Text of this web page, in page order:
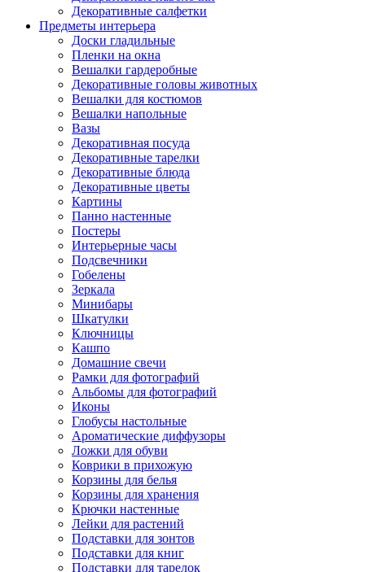
Декоративные салфетки
Предметы интерьера
Доски гладильные
Пленки на окна
Вешалки гардеробные
Декоративные головы животных
Вешалки для костюмов
Вешалки напольные
Вазы
Декоративная посуда
Декоративные тарелки
Декоративные блюда
Декоративные цветы
Картины
Панно настенные
Постеры
Интерьерные часы
Подсвечники
Гобелены
Зеркала
Минибары
Шкатулки
Ключницы
Кашпо
Домашние свечи
Рамки для фотографий
Альбомы для фотографий
Иконы
Глобусы настольные
Ароматические диффузоры
Ложки для обуви
Коврики в прихожую
Корзины для белья
Корзины для хранения
Крючки настенные
Лейки для растений
Подставки для зонтов
Подставки для книг
Подставки для тарелок